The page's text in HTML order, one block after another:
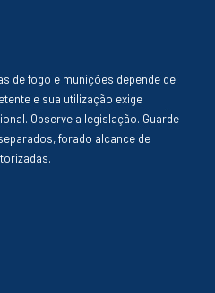
de fogo e munições depende de
e sua utilização exige
Observe a legislação. Guarde
forado alcance de